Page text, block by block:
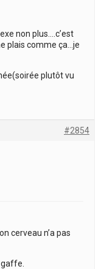
non plus….c’est
plais comme ça…je
plutôt vu
#2854
cerveau n’a pas